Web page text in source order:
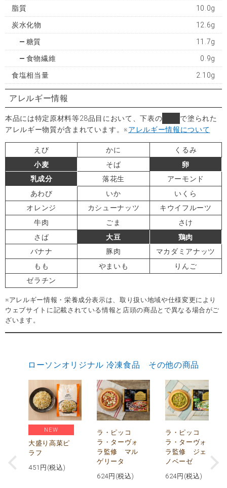
脂質 10.0g
炭水化物 12.6g
糖質 11.7g
食物繊維 0.9g
食塩相当量 2.10g
アレルギー情報
本品には特定原材料等28品目において、下表の
で塗られた
アレルギー物質が含まれています。※アレルギー情報について
えび かに
くるみ
小麦
そば
卵
乳成分
落花生
アーモンド
あわび
いか
いくら
オレンジ
カシューナッツ
キウイフルーツ
牛肉
ごま
さけ
さば
大豆
鶏肉
バナナ
豚肉
マカダミアナッツ
もも
やまいも
りんご
ゼラチン
※アレルギー情報・栄養成分表示は、取り扱い地域や仕様変更により
ウェブサイトに記載されている情報と店頭の商品とで異なる場合がご
ざいます。
ローソンオリジナル 冷凍食品 その他の商品
NEW
大盛り高菜ピ
ラフ
451 円(税込)
ラ・ピッコ
ラ・ターヴォ
ラ監修 マル
ゲリータ
624円(税込)
ラ・ピッコ
ラ・ターヴォ
ラ監修 ジェ
ノベーゼ
624円(税込)